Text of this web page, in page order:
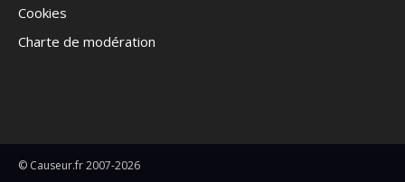
Cookies
Charte de modération
© Causeur.fr 2007-2026